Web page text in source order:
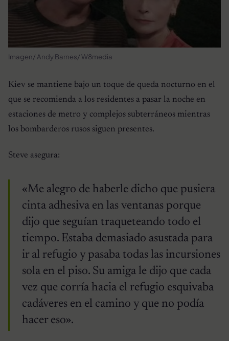
Imagen/ Andy Barnes/ W8media
Kiev se mantiene bajo un toque de queda nocturno en el
que se recomienda a los residentes a pasar la noche en
estaciones de metro y complejos subterráneos mientras
los bombarderos rusos siguen presentes.
Steve asegura:
«Me alegro de haberle dicho que pusiera
cinta adhesiva en las ventanas porque
dijo que seguían traqueteando todo el
tiempo. Estaba demasiado asustada para
ir al refugio y pasaba todas las incursiones
sola en el piso. Su amiga le dijo que cada
vez que corría hacia el refugio esquivaba
cadáveres en el camino y que no podía
hacer eso».